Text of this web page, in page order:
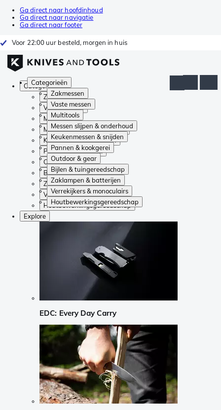
Ga direct naar hoofdinhoud
Ga direct naar navigatie
Ga direct naar footer
Voor 22:00 uur besteld, morgen in huis
Categorieën
Zakmessen
Vaste messen
Multitools
Messen slijpen & onderhoud
Keukenmessen & snijden
Pannen & kookgerei
Outdoor & gear
Bijlen & tuingereedschap
Zaklampen & batterijen
Verrekijkers & monoculairs
Houtbewerkingsgereedschap
Categorieën
Zakmessen
Vaste messen
Multitools
Messen slijpen & onderhoud
Keukenmessen & snijden
Pannen & kookgerei
Outdoor & gear
Bijlen & tuingereedschap
Zaklampen & batterijen
Verrekijkers & monoculairs
Houtbewerkingsgereedschap
Explore
EDC: Every Day Carry